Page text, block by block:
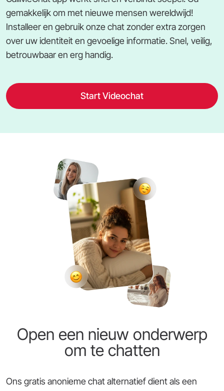
gemakkelijk om met nieuwe mensen wereldwijd!
Installeer en gebruik onze chat zonder extra zorgen
over uw identiteit en gevoelige informatie. Snel, veilig,
betrouwbaar en erg handig.
Start Videochat
Open een nieuw onderwerp
om te chatten
Ons gratis anonieme chat alternatief dient als een